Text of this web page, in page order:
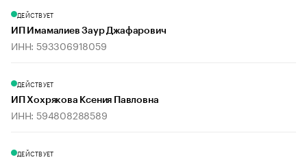
ДЕЙСТВУЕТ
ИП Имамалиев Заур Джафарович
ИНН: 593306918059
ДЕЙСТВУЕТ
ИП Хохрякова Ксения Павловна
ИНН: 594808288589
ДЕЙСТВУЕТ